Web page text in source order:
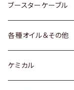
レクサス
スバル
マツダ
三菱
スバル
スバル
ダイハツ
マツダ
ダイハツ
マツダ
スバル
トヨタ
ホンダ
スズキ
ブースターケーブル
各種オイル＆その他
ディーデル洗浄添加剤
ケミカル